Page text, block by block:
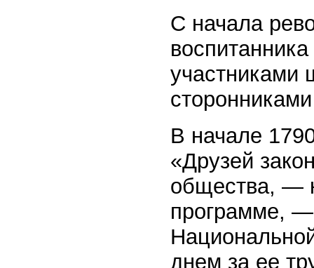
С начала
участниками
В начале
«Друзей
общества, —
программе, —
днем за ее